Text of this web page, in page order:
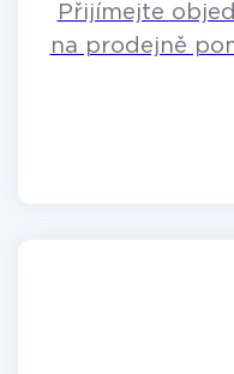
Přijímejte
na prodejně